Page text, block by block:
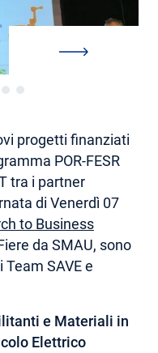
progetti finanziati
POR-FESR
tra i partner
di Venerdì 07
to Business
da SMAU, sono
SAVE e
e Materiali in
Elettrico